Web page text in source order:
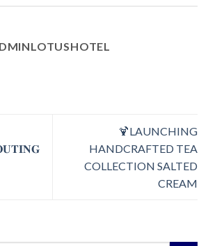
🍹LAUNCHING
HANDCRAFTED TEA
COLLECTION SALTED
CREAM